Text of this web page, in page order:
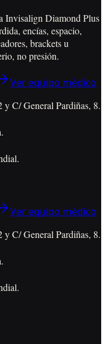
Invisalign Diamond Plus
encías, espacio,
brackets u
no presión.
Ver equipo médico
y C/ General Pardiñas, 8.
Ver equipo médico
y C/ General Pardiñas, 8.